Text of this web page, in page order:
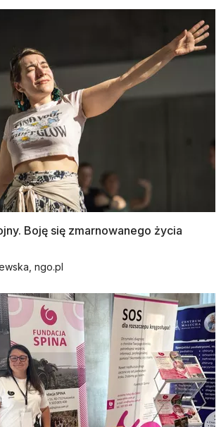
Boję się zmarnowanego życia
ngo.pl